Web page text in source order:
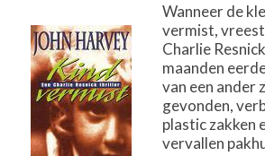
Wanneer de
vermist,
Charlie
maanden
van een ander
gevonden,
plastic zakken
vervallen